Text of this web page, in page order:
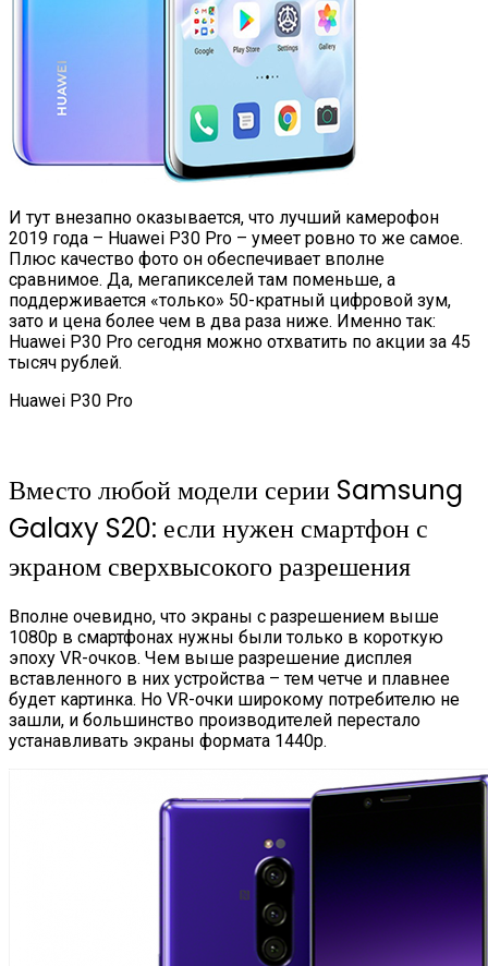
И тут внезапно оказывается, что лучший камерофон
2019 года – Huawei P30 Pro – умеет ровно то же самое.
Плюс качество фото он обеспечивает вполне
сравнимое. Да, мегапикселей там поменьше, а
поддерживается «только» 50-кратный цифровой зум,
зато и цена более чем в два раза ниже. Именно так:
Huawei P30 Pro сегодня можно отхватить по акции за 45
тысяч рублей.
Huawei P30 Pro
Вместо любой модели серии Samsung
Galaxy S20: если нужен смартфон с
экраном сверхвысокого разрешения
Вполне очевидно, что экраны с разрешением выше
1080p в смартфонах нужны были только в короткую
эпоху VR-очков. Чем выше разрешение дисплея
вставленного в них устройства – тем четче и плавнее
будет картинка. Но VR-очки широкому потребителю не
зашли, и большинство производителей перестало
устанавливать экраны формата 1440p.